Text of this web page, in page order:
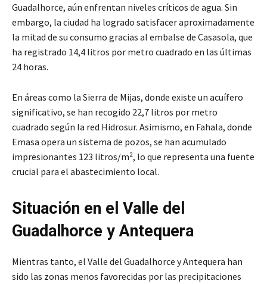
Guadalhorce, aún enfrentan niveles críticos de agua. Sin
embargo, la ciudad ha logrado satisfacer aproximadamente
la mitad de su consumo gracias al embalse de Casasola, que
ha registrado 14,4 litros por metro cuadrado en las últimas
24 horas.
En áreas como la Sierra de Mijas, donde existe un acuífero
significativo, se han recogido 22,7 litros por metro
cuadrado según la red Hidrosur. Asimismo, en Fahala, donde
Emasa opera un sistema de pozos, se han acumulado
impresionantes 123 litros/m², lo que representa una fuente
crucial para el abastecimiento local.
Situación en el Valle del
Guadalhorce y Antequera
Mientras tanto, el Valle del Guadalhorce y Antequera han
sido las zonas menos favorecidas por las precipitaciones